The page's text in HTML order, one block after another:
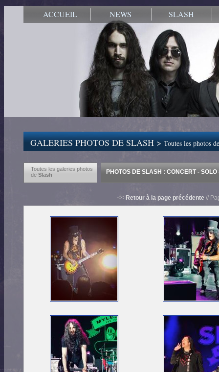
ACCUEIL NEWS SLASH
GALERIES PHOTOS DE SLASH >Toutes les photos
Toutes les galeries photos
de Slash PHOTOS DE SLASH : CONCERT -
<< Retour à la page précédente //